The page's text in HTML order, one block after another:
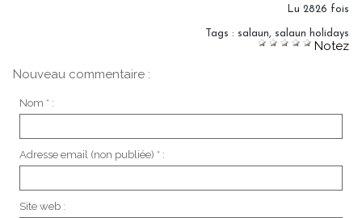
Lu 2826 fois
Tags : salaun, salaun holidays
Notez
Nouveau commentaire :
Nom * :
Adresse email (non publiée) * :
Site web :